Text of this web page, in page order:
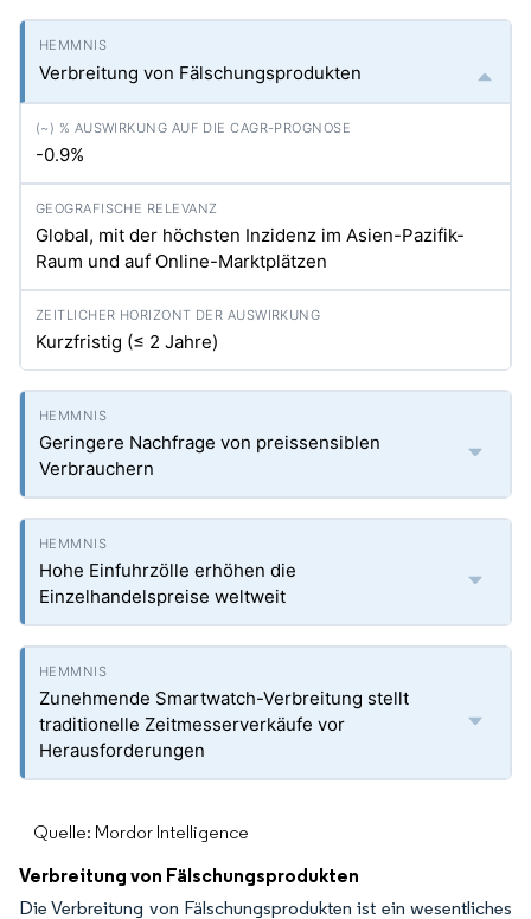
Verbreitung von Fälschungsprodukten
-0.9%
Global, mit der höchsten Inzidenz im Asien-Pazifik-
Raum und auf Online-Marktplätzen
Kurzfristig (≤ 2 Jahre)
Geringere Nachfrage von preissensiblen
Verbrauchern
Hohe Einfuhrzölle erhöhen die
Einzelhandelspreise weltweit
Zunehmende Smartwatch-Verbreitung stellt
traditionelle Zeitmesserverkäufe vor
Herausforderungen
Quelle: Mordor Intelligence
Verbreitung von Fälschungsprodukten
Die Verbreitung von Fälschungsprodukten ist ein wesentliches